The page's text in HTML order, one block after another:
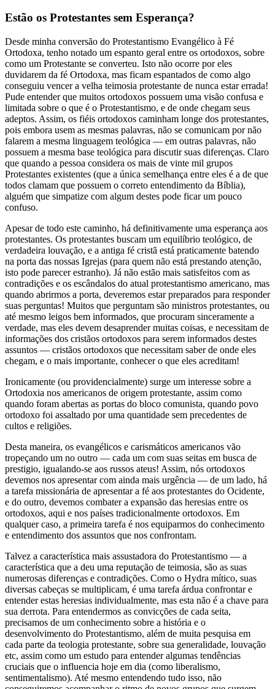
Estão os Protestantes sem Esperança?
Desde minha conversão do Protestantismo Evangélico à Fé
Ortodoxa, tenho notado um espanto geral entre os ortodoxos, sobre
como um Protestante se converteu. Isto não ocorre por eles
duvidarem da fé Ortodoxa, mas ficam espantados de como algo
conseguiu vencer a velha teimosia protestante de nunca estar errada!
Pude entender que muitos ortodoxos possuem uma visão confusa e
limitada sobre o que é o Protestantismo, e de onde chegam seus
adeptos. Assim, os fiéis ortodoxos caminham longe dos protestantes,
pois embora usem as mesmas palavras, não se comunicam por não
falarem a mesma linguagem teológica — em outras palavras, não
possuem a mesma base teológica para discutir suas diferenças. Claro
que quando a pessoa considera os mais de vinte mil grupos
Protestantes existentes (que a única semelhança entre eles é a de que
todos clamam que possuem o correto entendimento da Bíblia),
alguém que simpatize com algum destes pode ficar um pouco
confuso.
Apesar de todo este caminho, há definitivamente uma esperança aos
protestantes. Os protestantes buscam um equilíbrio teológico, de
verdadeira louvação, e a antiga fé cristã está praticamente batendo
na porta das nossas Igrejas (para quem não está prestando atenção,
isto pode parecer estranho). Já não estão mais satisfeitos com as
contradições e os escândalos do atual protestantismo americano, mas
quando abrirmos a porta, deveremos estar preparados para responder
suas perguntas! Muitos que perguntam são ministros protestantes, ou
até mesmo leigos bem informados, que procuram sinceramente a
verdade, mas eles devem desaprender muitas coisas, e necessitam de
informações dos cristãos ortodoxos para serem informados destes
assuntos — cristãos ortodoxos que necessitam saber de onde eles
chegam, e o mais importante, conhecer o que eles acreditam!
Ironicamente (ou providencialmente) surge um interesse sobre a
Ortodoxia nos americanos de origem protestante, assim como
quando foram abertas as portas do bloco comunista, quando povo
ortodoxo foi assaltado por uma quantidade sem precedentes de
cultos e religiões.
Desta maneira, os evangélicos e carismáticos americanos vão
tropeçando um no outro — cada um com suas seitas em busca de
prestigio, igualando-se aos russos ateus! Assim, nós ortodoxos
devemos nos apresentar com ainda mais urgência — de um lado, há
a tarefa missionária de apresentar a fé aos protestantes do Ocidente,
e do outro, devemos combater a expansão das heresias entre os
ortodoxos, aqui e nos países tradicionalmente ortodoxos. Em
qualquer caso, a primeira tarefa é nos equiparmos do conhecimento
e entendimento dos assuntos que nos confrontam.
Talvez a característica mais assustadora do Protestantismo — a
característica que a deu uma reputação de teimosia, são as suas
numerosas diferenças e contradições. Como o Hydra mítico, suas
diversas cabeças se multiplicam, é uma tarefa árdua confrontar e
entender estas heresias individualmente, mas esta não é a chave para
sua derrota. Para entendermos as convicções de cada seita,
precisamos de um conhecimento sobre a história e o
desenvolvimento do Protestantismo, além de muita pesquisa em
cada parte da teologia protestante, sobre sua generalidade, louvação
etc, assim como um estudo para entender algumas tendências
cruciais que o influencia hoje em dia (como liberalismo,
sentimentalismo). Até mesmo entendendo tudo isso, não